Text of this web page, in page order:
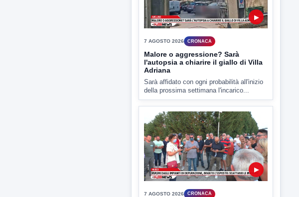
▶
7 AGOSTO 2026 CRONACA
Malore o aggressione? Sarà
l'autopsia a chiarire il giallo di Villa
Adriana
Sarà affidato con ogni probabilità all'inizio
della prossima settimana l'incarico...
▶
7 AGOSTO 2026 CRONACA